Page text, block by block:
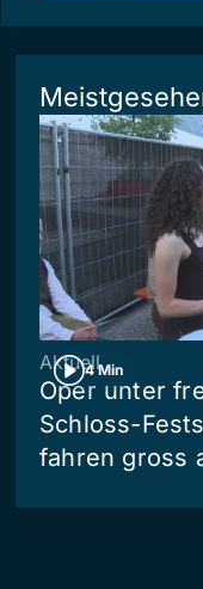
4 Min
Aktuell
Oper unter
Schloss-
fahren gross